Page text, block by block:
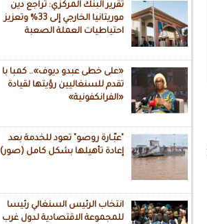
تقرير البنك المركزي: تراجع دين
موريتانيا الخارجي إلى 33% وتعزيز
احتياطيات العملة الصعبة
«على خطى عبدو ديوف».. كمبا با
تقدم للسنغاليين رؤيتها لقيادة
«الفرانكفونية»
"عبّـارة روصو" تعود للخدمة بعد
إعادة تأهيلها بشكل كامل (صور)
انتخاب الرئيس السنغالي رئيسا
للمجموعة الاقتصادية لدول غرب